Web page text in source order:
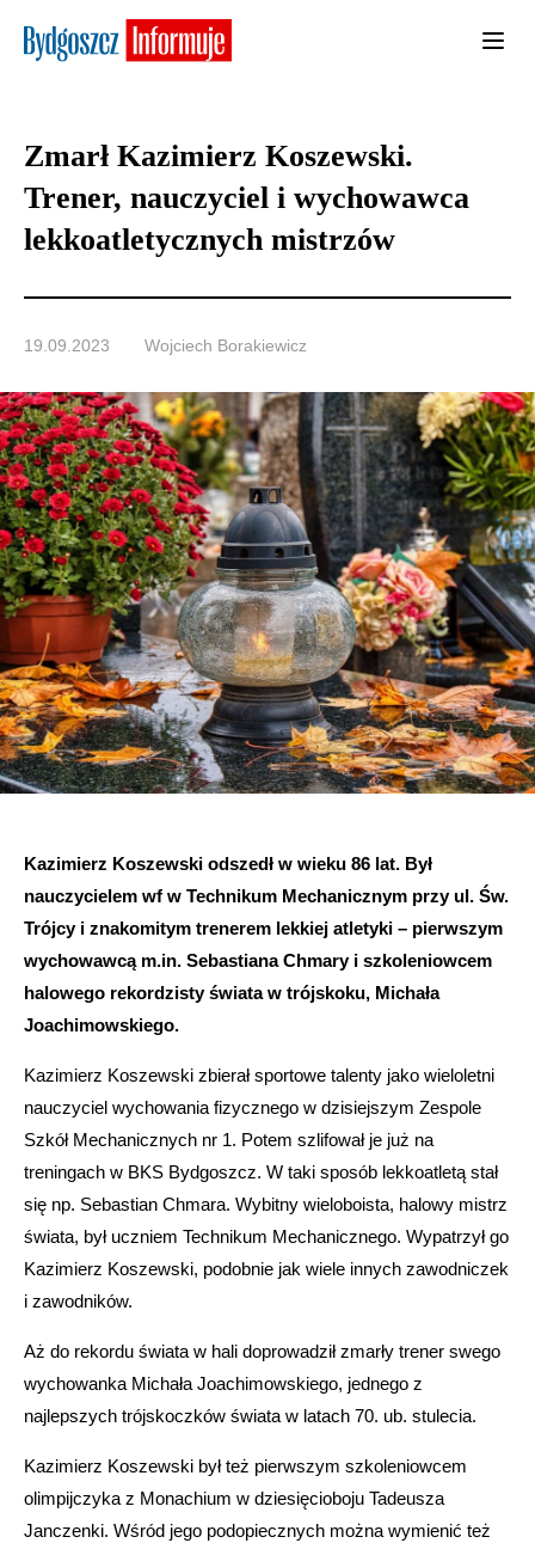
Zmarł Kazimierz Koszewski.
Trener, nauczyciel i wychowawca
lekkoatletycznych mistrzów
19.09.2023 Wojciech Borakiewicz
Kazimierz Koszewski odszedł w wieku 86 lat. Był
nauczycielem wf w Technikum Mechanicznym przy ul. Św.
Trójcy i znakomitym trenerem lekkiej atletyki – pierwszym
wychowawcą m.in. Sebastiana Chmary i szkoleniowcem
halowego rekordzisty świata w trójskoku, Michała
Joachimowskiego.
Kazimierz Koszewski zbierał sportowe talenty jako wieloletni
nauczyciel wychowania fizycznego w dzisiejszym Zespole
Szkół Mechanicznych nr 1. Potem szlifował je już na
treningach w BKS Bydgoszcz. W taki sposób lekkoatletą stał
się np. Sebastian Chmara. Wybitny wieloboista, halowy mistrz
świata, był uczniem Technikum Mechanicznego. Wypatrzył go
Kazimierz Koszewski, podobnie jak wiele innych zawodniczek
i zawodników.
Aż do rekordu świata w hali doprowadził zmarły trener swego
wychowanka Michała Joachimowskiego, jednego z
najlepszych trójskoczków świata w latach 70. ub. stulecia.
Kazimierz Koszewski był też pierwszym szkoleniowcem
olimpijczyka z Monachium w dziesięcioboju Tadeusza
Janczenki. Wśród jego podopiecznych można wymienić też